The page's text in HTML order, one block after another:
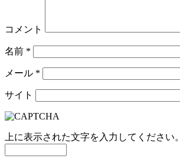
コメント
名前 *
メール *
サイト
上に表示された文字を入力してください。